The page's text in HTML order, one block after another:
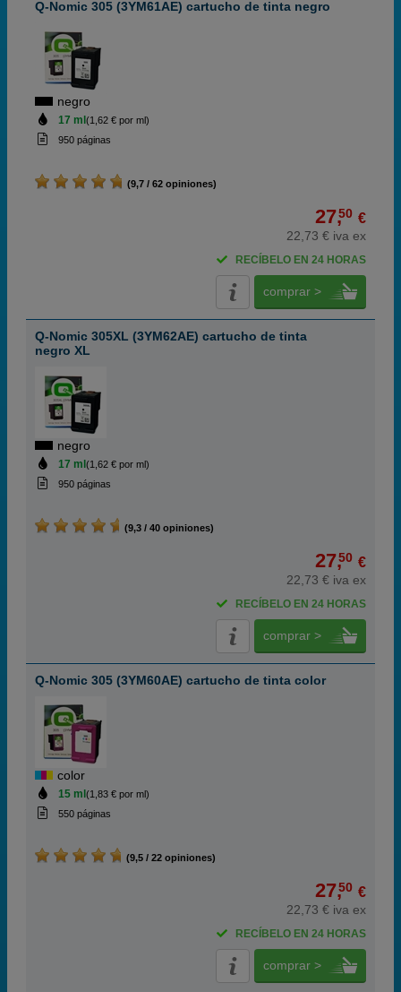
Q-Nomic 305 (3YM61AE) cartucho de tinta negro
negro
17 ml (1,62 € por ml)
950 páginas
(9,7 / 62 opiniones)
27,50 €
22,73 € iva ex
RECÍBELO EN 24 HORAS
comprar >
Q-Nomic 305XL (3YM62AE) cartucho de tinta
negro XL
negro
17 ml (1,62 € por ml)
950 páginas
(9,3 / 40 opiniones)
27,50 €
22,73 € iva ex
RECÍBELO EN 24 HORAS
comprar >
Q-Nomic 305 (3YM60AE) cartucho de tinta color
color
15 ml (1,83 € por ml)
550 páginas
(9,5 / 22 opiniones)
27,50 €
22,73 € iva ex
RECÍBELO EN 24 HORAS
comprar >